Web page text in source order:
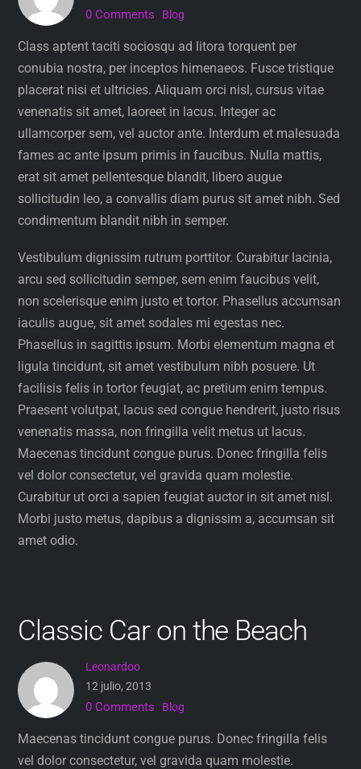
0 Comments Blog
Class aptent taciti sociosqu ad litora torquent per
conubia nostra, per inceptos himenaeos. Fusce tristique
placerat nisi et ultricies. Aliquam orci nisl, cursus vitae
venenatis sit amet, laoreet in lacus. Integer ac
ullamcorper sem, vel auctor ante. Interdum et malesuada
fames ac ante ipsum primis in faucibus. Nulla mattis,
erat sit amet pellentesque blandit, libero augue
sollicitudin leo, a convallis diam purus sit amet nibh. Sed
condimentum blandit nibh in semper.
Vestibulum dignissim rutrum porttitor. Curabitur lacinia,
arcu sed sollicitudin semper, sem enim faucibus velit,
non scelerisque enim justo et tortor. Phasellus accumsan
iaculis augue, sit amet sodales mi egestas nec.
Phasellus in sagittis ipsum. Morbi elementum magna et
ligula tincidunt, sit amet vestibulum nibh posuere. Ut
facilisis felis in tortor feugiat, ac pretium enim tempus.
Praesent volutpat, lacus sed congue hendrerit, justo risus
venenatis massa, non fringilla velit metus ut lacus.
Maecenas tincidunt congue purus. Donec fringilla felis
vel dolor consectetur, vel gravida quam molestie.
Curabitur ut orci a sapien feugiat auctor in sit amet nisl.
Morbi justo metus, dapibus a dignissim a, accumsan sit
amet odio.
Classic Car on the Beach
Leonardoo
12 julio, 2013
0 Comments Blog
Maecenas tincidunt congue purus. Donec fringilla felis
vel dolor consectetur, vel gravida quam molestie.